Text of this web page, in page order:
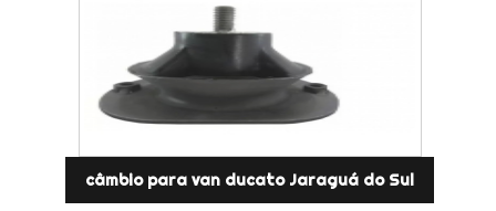
câmbio para van ducato Jaraguá do Sul